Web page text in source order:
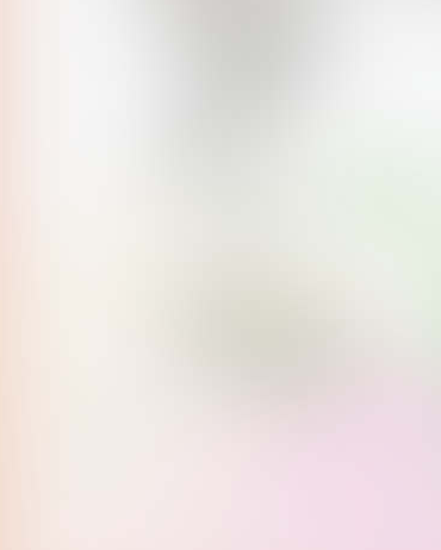
sind natürlich erlaubt. Einlass ca. 30 Min.